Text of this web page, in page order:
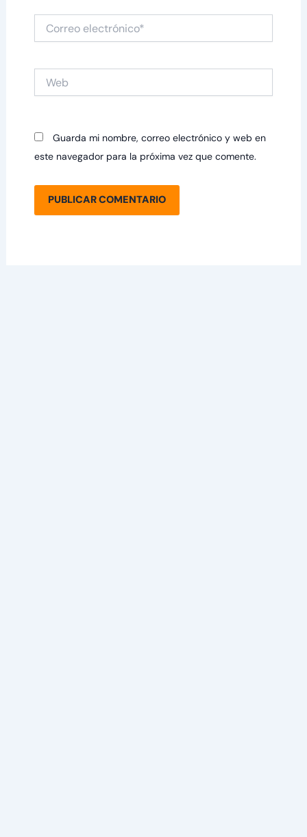
electrónico*
Guarda mi nombre, correo electrónico y web en
este navegador para la próxima vez que comente.